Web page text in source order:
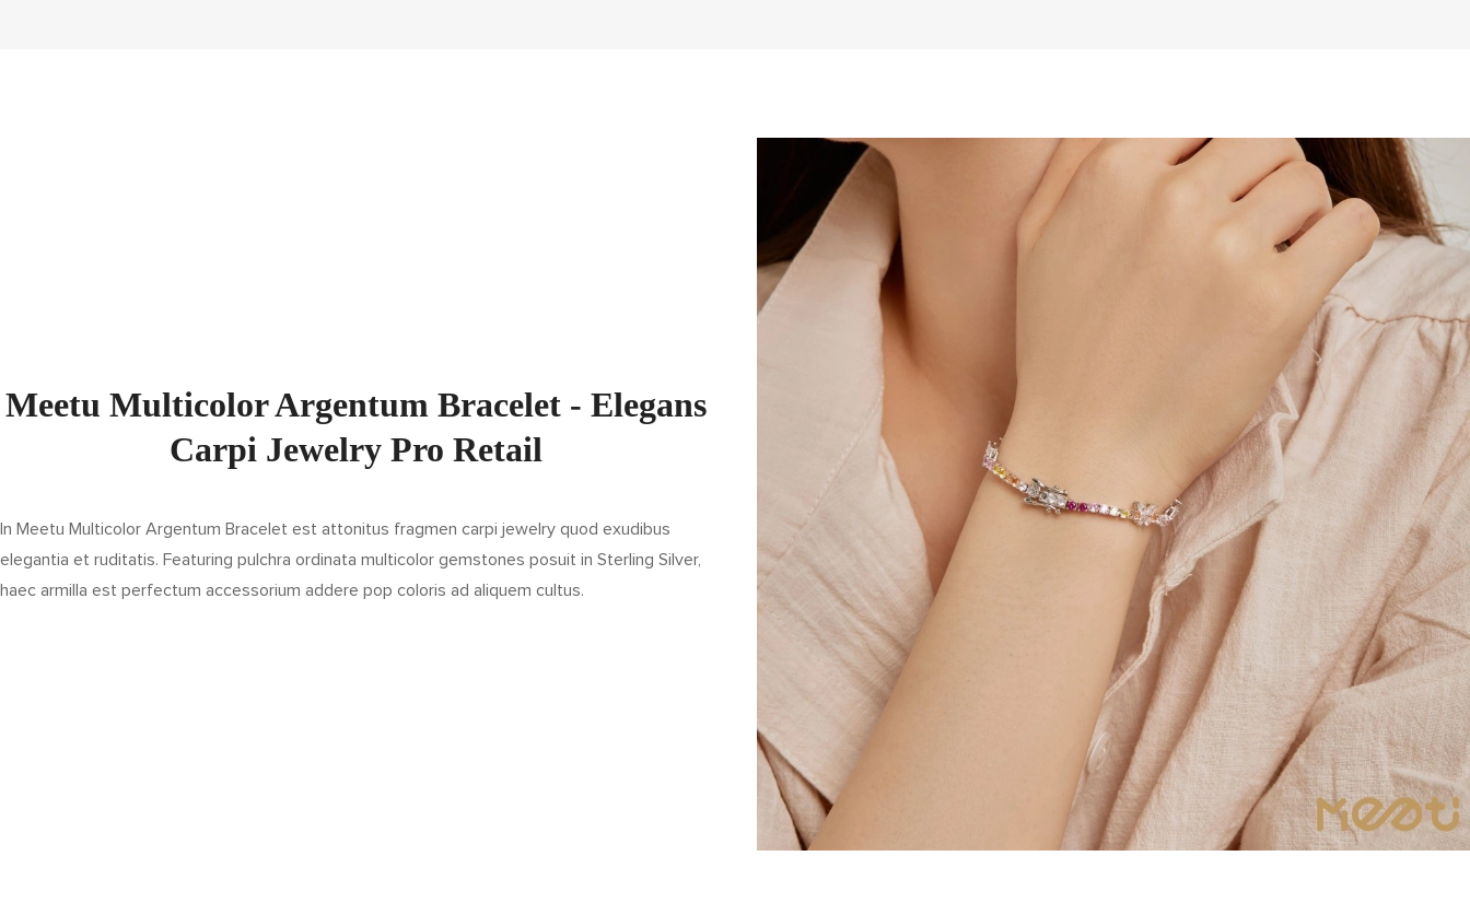
Meetu Multicolor Argentum Bracelet - Elegans
Carpi Jewelry Pro Retail
In Meetu Multicolor Argentum Bracelet est attonitus fragmen carpi jewelry quod exudibus
elegantia et ruditatis. Featuring pulchra ordinata multicolor gemstones posuit in Sterling Silver,
haec armilla est perfectum accessorium addere pop coloris ad aliquem cultus.